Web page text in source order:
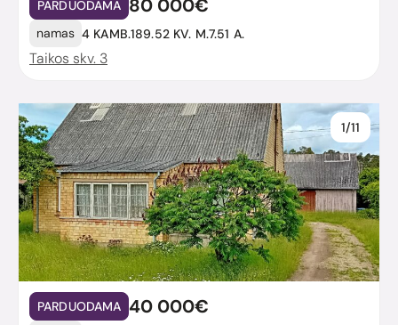
PARDUODAMA 80 000€
namas 4 KAMB.189.52 KV. M.7.51 A.
Taikos skv. 3
1/11
PARDUODAMA 40 000€